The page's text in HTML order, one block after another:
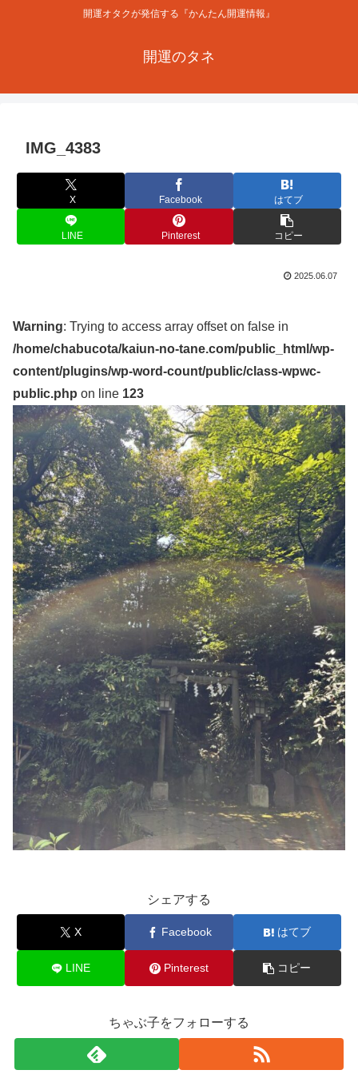
開運オタクが発信する『かんたん開運情報』
開運のタネ
IMG_4383
X Facebook はてブ
LINE Pinterest コピー
2025.06.07
Warning: Trying to access array offset on false in
/home/chabucota/kaiun-no-tane.com/public_html/wp-
content/plugins/wp-word-count/public/class-wpwc-
public.php on line 123
シェアする
X Facebook はてブ
LINE Pinterest コピー
ちゃぶ子をフォローする